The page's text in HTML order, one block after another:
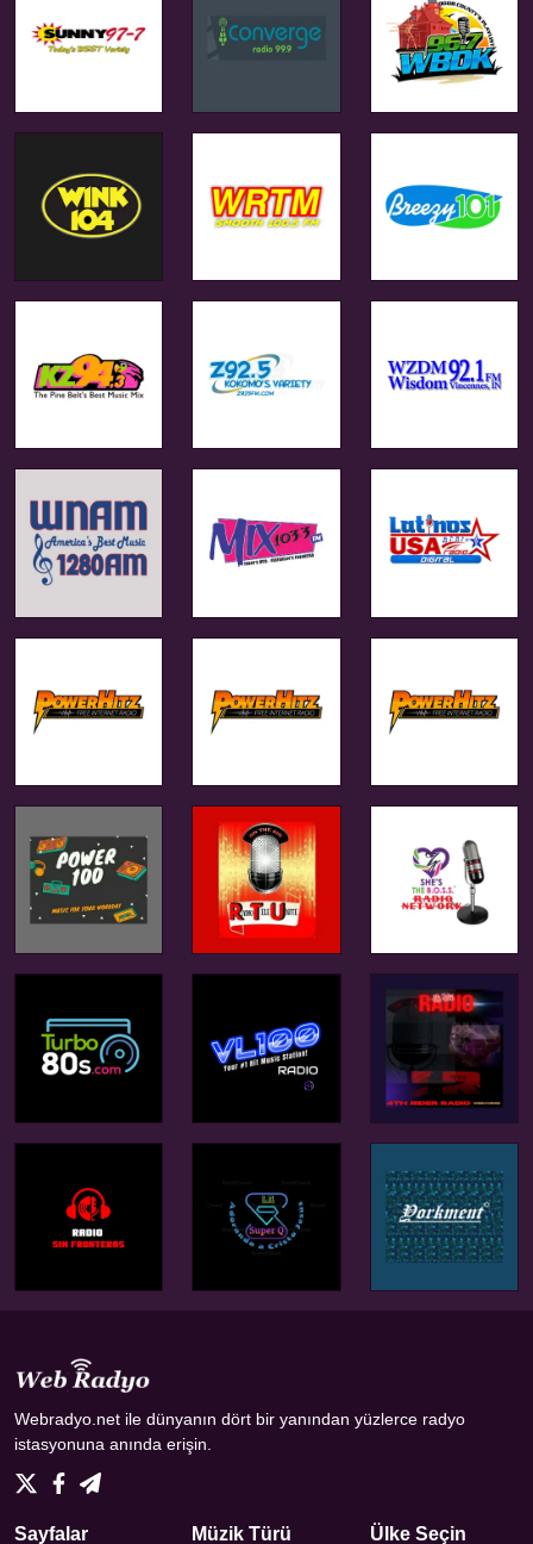
Webradyo.net ile dünyanın dört bir yanından yüzlerce radyo
istasyonuna anında erişin.
Sayfalar Müzik Türü Ülke Seçin